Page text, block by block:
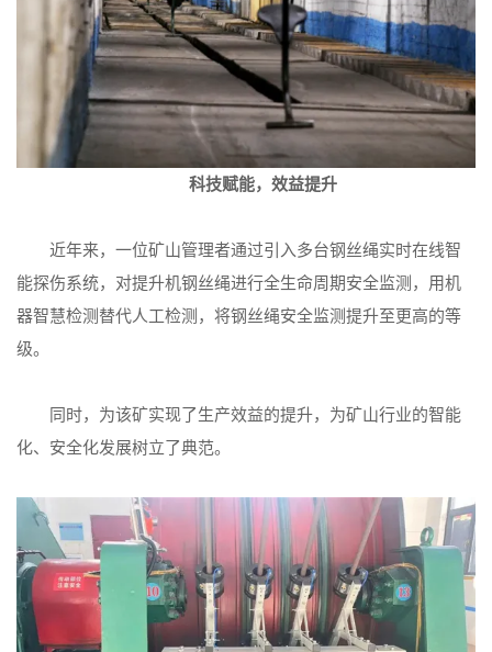
科技赋能，效益提升
近年来，一位矿山管理者通过引入多台钢丝绳实时在线智
能探伤系统，对提升机钢丝绳进行全生命周期安全监测，用机
器智慧检测替代人工检测，将钢丝绳安全监测提升至更高的等
级。
同时，为该矿实现了生产效益的提升，为矿山行业的智能
化、安全化发展树立了典范。